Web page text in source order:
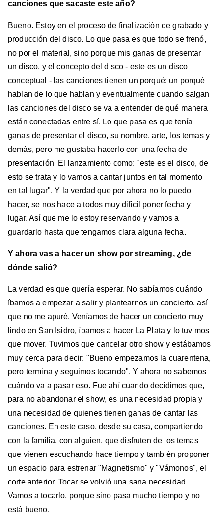
canciones que sacaste este año?
Bueno. Estoy en el proceso de finalización de grabado y
producción del disco. Lo que pasa es que todo se frenó,
no por el material, sino porque mis ganas de presentar
un disco, y el concepto del disco - este es un disco
conceptual - las canciones tienen un porqué: un porqué
hablan de lo que hablan y eventualmente cuando salgan
las canciones del disco se va a entender de qué manera
están conectadas entre sí. Lo que pasa es que tenía
ganas de presentar el disco, su nombre, arte, los temas y
demás, pero me gustaba hacerlo con una fecha de
presentación. El lanzamiento como: "este es el disco, de
esto se trata y lo vamos a cantar juntos en tal momento
en tal lugar". Y la verdad que por ahora no lo puedo
hacer, se nos hace a todos muy difícil poner fecha y
lugar. Así que me lo estoy reservando y vamos a
guardarlo hasta que tengamos clara alguna fecha.
Y ahora vas a hacer un show por streaming, ¿de
dónde salió?
La verdad es que quería esperar. No sabíamos cuándo
íbamos a empezar a salir y plantearnos un concierto, así
que no me apuré. Veníamos de hacer un concierto muy
lindo en San Isidro, íbamos a hacer La Plata y lo tuvimos
que mover. Tuvimos que cancelar otro show y estábamos
muy cerca para decir: "Bueno empezamos la cuarentena,
pero termina y seguimos tocando". Y ahora no sabemos
cuándo va a pasar eso. Fue ahí cuando decidimos que,
para no abandonar el show, es una necesidad propia y
una necesidad de quienes tienen ganas de cantar las
canciones. En este caso, desde su casa, compartiendo
con la familia, con alguien, que disfruten de los temas
que vienen escuchando hace tiempo y también proponer
un espacio para estrenar "Magnetismo" y "Vámonos", el
corte anterior. Tocar se volvió una sana necesidad.
Vamos a tocarlo, porque sino pasa mucho tiempo y no
está bueno.